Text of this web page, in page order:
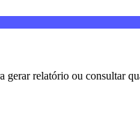
relatório ou consultar